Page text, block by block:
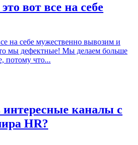
вот все на себе
на себе мужественно вывозим и
мы дефектные! Мы делаем больше
потому что...
интересные каналы с
HR?